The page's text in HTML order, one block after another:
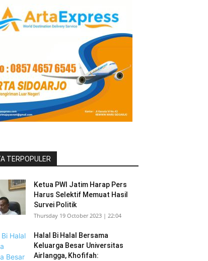
TERPOPULER
Ketua PWI Jatim Harap Pers
Harus Selektif Memuat Hasil
Survei Politik
Thursday 19 October 2023 | 22:04
Halal Bi Halal Bersama
Keluarga Besar Universitas
Airlangga, Khofifah: